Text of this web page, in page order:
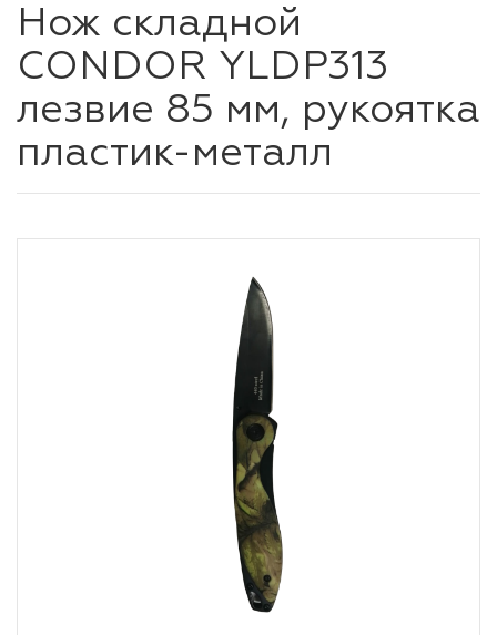
Нож складной
CONDOR YLDP313
лезвие 85 мм, рукоятка
пластик-металл